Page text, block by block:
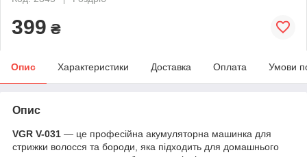
399 ₴
Опис Характеристики Доставка Оплата Умови
Опис
VGR V-031 — це професійна акумуляторна машинка для
стрижки волосся та бороди, яка підходить для домашнього